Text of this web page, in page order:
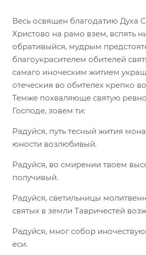
Весь освящен благодатию Духа
Христово на рамо взем, вспять
обративыйся, мудрым
благоукрасителем обителей
самаго иноческим житием
отеческия во обителех крепко
Темже похваляюще святую
Господе, зовем ти:
Радуйся, путь тесный жития
юности возлюбивый.
Радуйся, во смирении твоем
получивый.
Радуйся, светильницы
святых в земли Тавричестей
Радуйся, мног собор
еси.